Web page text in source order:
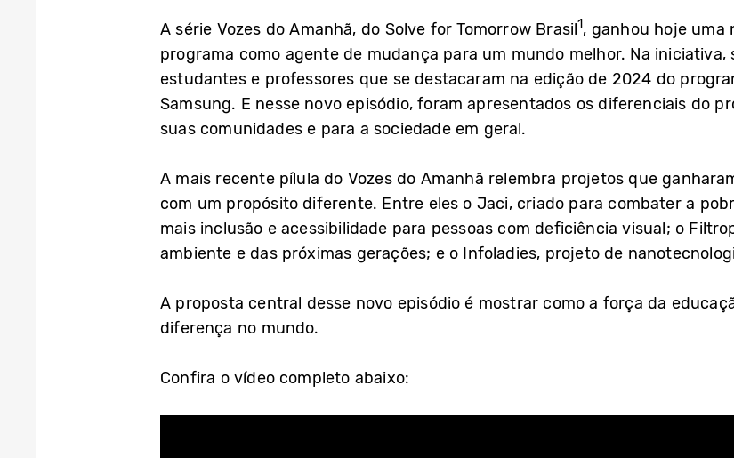
A série Vozes do Amanhã, do Solve for Tomorrow Brasil1, ganhou hoje uma
programa como agente de mudança para um mundo melhor. Na iniciativa,
estudantes e professores que se destacaram na edição de 2024 do
Samsung. E nesse novo episódio, foram apresentados os diferenciais do
suas comunidades e para a sociedade em geral.
A mais recente pílula do Vozes do Amanhã relembra projetos que
com um propósito diferente. Entre eles o Jaci, criado para combater a
mais inclusão e acessibilidade para pessoas com deficiência visual; o
ambiente e das próximas gerações; e o Infoladies, projeto de
A proposta central desse novo episódio é mostrar como a força da
diferença no mundo.
Confira o vídeo completo abaixo: